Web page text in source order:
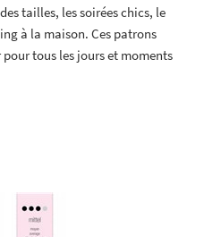
tailles, les soirées chics, le
à la maison. Ces patrons
tous les jours et moments